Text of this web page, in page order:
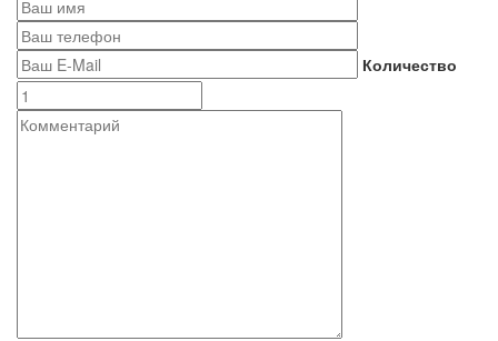
Количество